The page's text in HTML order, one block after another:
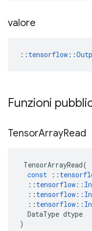
valore
::
Funzioni
TensorArrayRead
TensorArrayRead(
const
::
:: tensorflow ::
:: tensorflow ::
:: tensorflow ::
DataType dtype
)